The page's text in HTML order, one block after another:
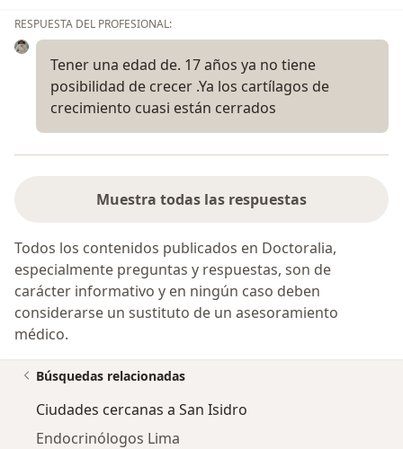
RESPUESTA DEL PROFESIONAL:
Tener una edad de. 17 años ya no tiene
posibilidad de crecer .Ya los cartílagos de
crecimiento cuasi están cerrados
Muestra todas las respuestas
Todos los contenidos publicados en Doctoralia,
especialmente preguntas y respuestas, son de
carácter informativo y en ningún caso deben
considerarse un sustituto de un asesoramiento
médico.
Búsquedas relacionadas
Ciudades cercanas a San Isidro
Endocrinólogos Lima